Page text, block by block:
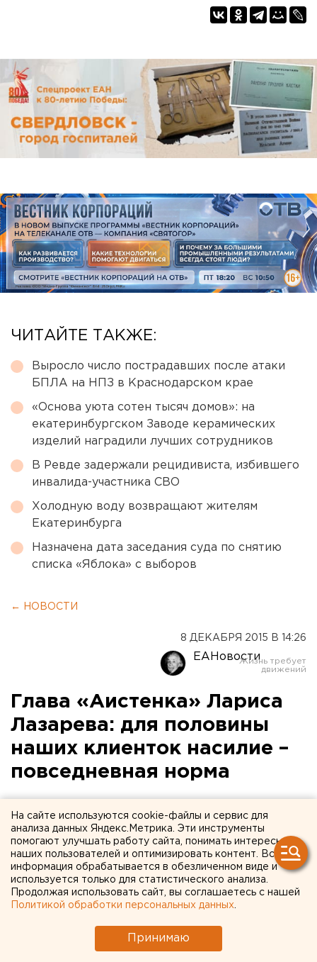
ЧИТАЙТЕ ТАКЖЕ:
Выросло число пострадавших после атаки
БПЛА на НПЗ в Краснодарском крае
«Основа уюта сотен тысяч домов»: на
екатеринбургском Заводе керамических
изделий наградили лучших сотрудников
В Ревде задержали рецидивиста, избившего
инвалида-участника СВО
Холодную воду возвращают жителям
Екатеринбурга
Назначена дата заседания суда по снятию
списка «Яблока» с выборов
← НОВОСТИ
8 ДЕКАБРЯ 2015 В 14:26
ЕАНовости
Глава «Аистенка» Лариса
Лазарева: для половины
наших клиенток насилие –
повседневная норма
рассказала, как женщинам спасти себя и своих
детей от тиранов-мужей.
Международный день борьбы за ликвидацию насилия
над женщинами во многих странах мира отмечается
25 ноября. Основной призыв данной инициативы –
женщин. О том, как предупредить отказ матерей от
На сайте используются cookie-файлы и сервис для
анализа данных Яндекс.Метрика. Эти инструменты
помогают улучшать работу сайта, понимать интересы
наших пользователей и оптимизировать контент. Вся
информация обрабатывается в обезличенном виде и
используется только для статистического анализа.
Продолжая использовать сайт, вы соглашаетесь с нашей
Политикой обработки персональных данных
Принимаю